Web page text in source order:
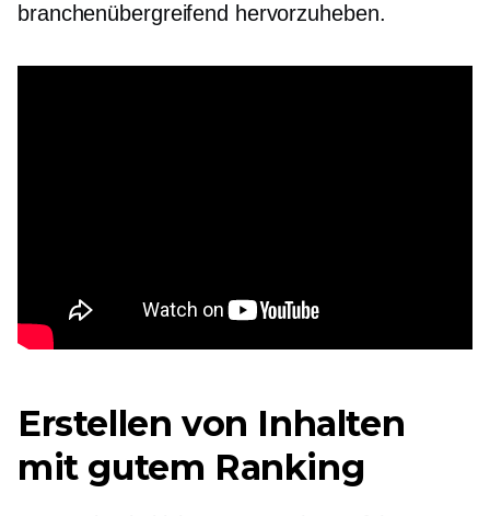
branchenübergreifend hervorzuheben.
Erstellen von Inhalten
mit gutem Ranking